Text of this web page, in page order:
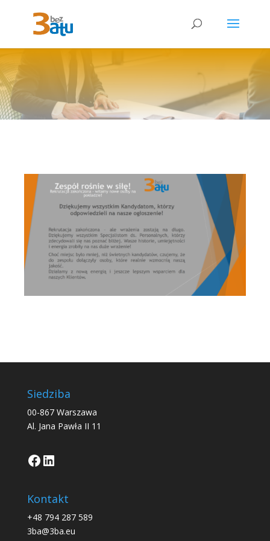
Siedziba
00-867 Warszawa
Al. Jana Pawła II 11
Facebook
LinkedIn
Kontakt
+48 794 287 589
3ba@3ba.eu